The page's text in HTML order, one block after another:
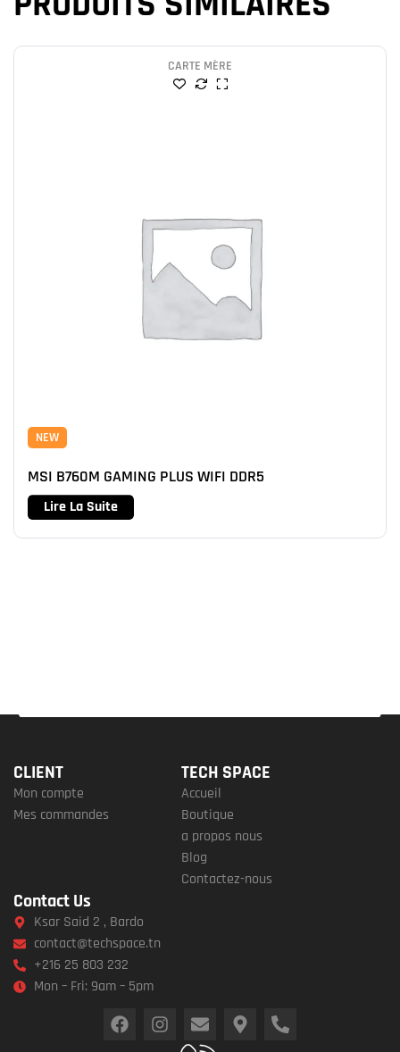
CARTE MÈRE
NEW
MSI B760M GAMING PLUS WIFI DDR5
Lire La Suite
CLIENT
Mon compte
Mes commandes
TECH SPACE
Accueil
Boutique
a propos nous
Blog
Contactez-nous
Contact Us
Ksar Said 2 , Bardo
contact@techspace.tn
+216 25 803 232
Mon – Fri: 9am – 5pm